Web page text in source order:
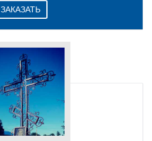
ЗАКАЗАТЬ